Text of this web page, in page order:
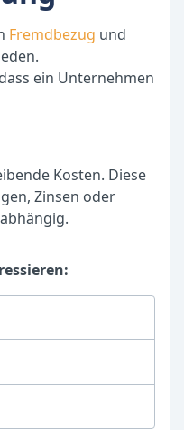
Fremdbezug und
ein Unternehmen
Kosten. Diese
Zinsen oder